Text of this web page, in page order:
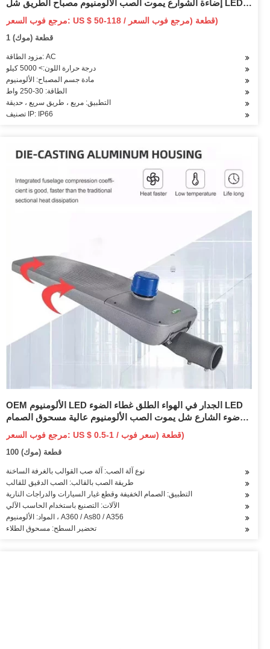
إضاءة الشوارع يموت الصب الألومنيوم مصباح الطريق شل LED
ضوء الشارع 250W 200W 150W 100W 50W
مرجع فوب السعر: US $ 50-118 / قطعة (مرجع فوب السعر)
1 قطعة (موك)
مزود الطاقة: AC
درجة حرارة اللون:> 5000 كيلو
مادة جسم المصباح: الألومنيوم
الطاقة: 30-250 واط
التطبيق: مربع ، طريق سريع ، حديقة
تصنيف IP: IP66
OEM الألومنيوم LED الجدار في الهواء الطلق غطاء الضوء LED
ضوء الشارع شل يموت الصب الألومنيوم عالية مسحوق الصمام
الخفيفة
مرجع فوب السعر: US $ 0.5-1 / قطعة (سعر فوب)
100 قطعة (موك)
نوع آلة الصب: آلة صب القوالب بالغرفة الساخنة
طريقة الصب بالقالب: الصب الدقيق للقالب
التطبيق: الصمام الخفيفة وقطع غيار السيارات والدراجات النارية
الآلات: التصنيع باستخدام الحاسب الآلي
المواد: الألومنيوم ، A360 / As80 / A356
تحضير السطح: مسحوق الطلاء